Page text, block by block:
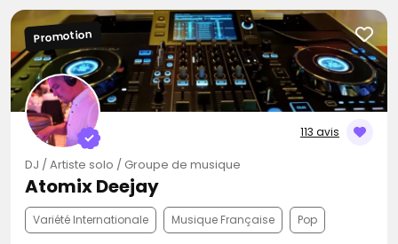
113 avis
Promotion
DJ / Artiste solo / Groupe de musique
Atomix Deejay
Variété Internationale Musique Française Pop